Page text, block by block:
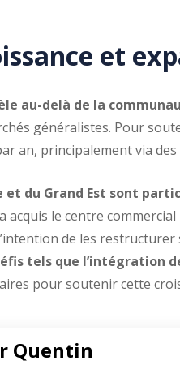
et
au-delà de la
généralistes. Pour
an, principalement via
et du Grand Est sont
acquis le centre
de les
tels que l’intégration
pour soutenir cette
Quentin